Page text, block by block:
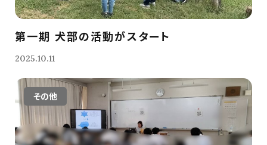
第一期 犬部の活動がスタート
2025.10.11
その他